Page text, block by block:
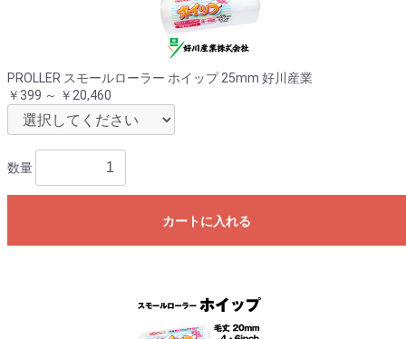
PROLLER スモールローラー ホイップ 25mm 好川産業
￥399 ～ ￥20,460
数量
カートに入れる